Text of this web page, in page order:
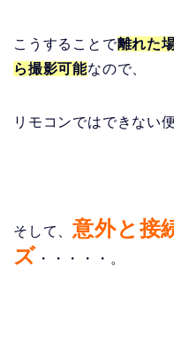
こうすることで離れた
ら撮影可能なので、
リモコンではできない
そして、 意外と接
ズ ・・・・・。